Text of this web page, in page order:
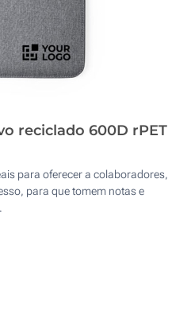
reciclado 600D rPET
para oferecer a colaboradores,
para que tomem notas e